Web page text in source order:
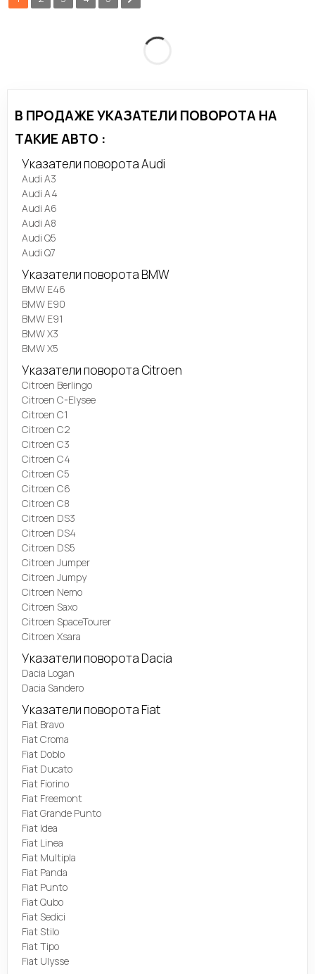
В ПРОДАЖЕ УКАЗАТЕЛИ ПОВОРОТА НА
ТАКИЕ АВТО :
Указатели поворота Audi
Audi A3
Audi A4
Audi A6
Audi A8
Audi Q5
Audi Q7
Указатели поворота BMW
BMW E46
BMW E90
BMW E91
BMW X3
BMW X5
Указатели поворота Citroen
Citroen Berlingo
Citroen C-Elysee
Citroen C1
Citroen C2
Citroen C3
Citroen C4
Citroen C5
Citroen C6
Citroen C8
Citroen DS3
Citroen DS4
Citroen DS5
Citroen Jumper
Citroen Jumpy
Citroen Nemo
Citroen Saxo
Citroen SpaceTourer
Citroen Xsara
Указатели поворота Dacia
Dacia Logan
Dacia Sandero
Указатели поворота Fiat
Fiat Bravo
Fiat Croma
Fiat Doblo
Fiat Ducato
Fiat Fiorino
Fiat Freemont
Fiat Grande Punto
Fiat Idea
Fiat Linea
Fiat Multipla
Fiat Panda
Fiat Punto
Fiat Qubo
Fiat Sedici
Fiat Stilo
Fiat Tipo
Fiat Ulysse